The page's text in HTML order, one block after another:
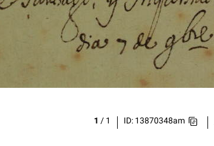
1 / 1 ID: 13870348am